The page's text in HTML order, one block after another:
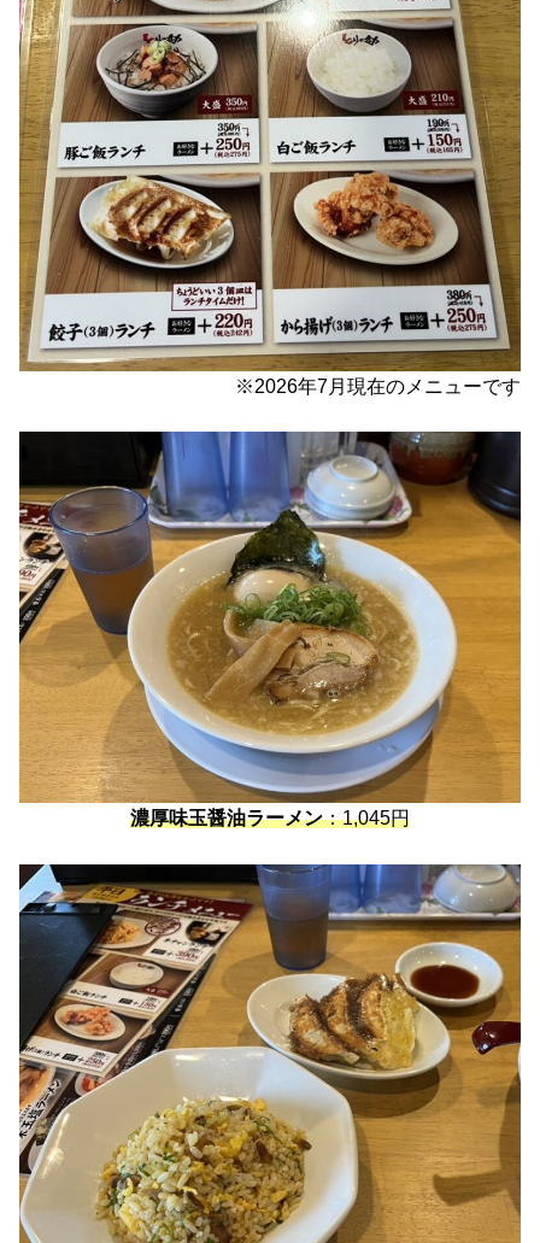
※2026年7月現在のメニューです
濃厚味玉醤油ラーメン：1,045円